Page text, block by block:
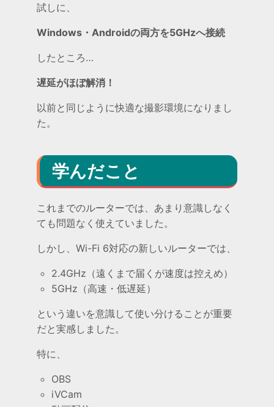
試しに、
Windows・Androidの両方を5GHzへ接続
したところ…
遅延がほぼ解消！
以前と同じように快適な撮影環境になりまし
た。
学んだこと
これまでのルーターでは、あまり意識しなく
ても問題なく使えていました。
しかし、Wi-Fi 6対応の新しいルーターでは、
2.4GHz（遠くまで届くが速度は控えめ）
5GHz（高速・低遅延）
という違いを意識して使い分けることが重要
だと実感しました。
特に、
OBS
iVCam